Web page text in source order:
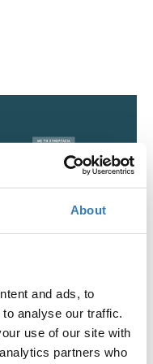
About
and ads, to
analyse our traffic.
use of our site with
partners who